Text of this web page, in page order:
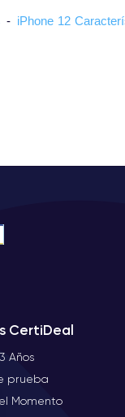
- iPhone 12
CertiDeal
Años
prueba
Momento